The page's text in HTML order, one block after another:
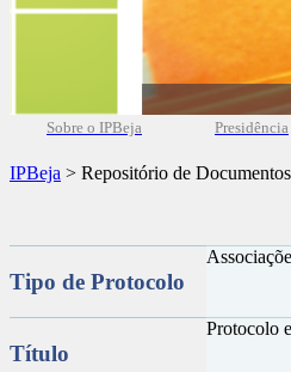
Sobre o IPBeja Presidência
IPBeja > Repositório de
Tipo de Protocolo
Título
Protocolo